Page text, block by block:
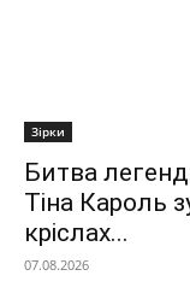
Зірки
Битва
Тіна Кароль
кріслах...
07.08.2026